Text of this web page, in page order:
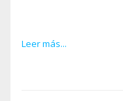
Mis Deseos para
Leer más...